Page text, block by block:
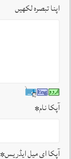
اپنا تبصرہ لکھیں
آپکا نام*
آپکا ای میل ایڈریس*